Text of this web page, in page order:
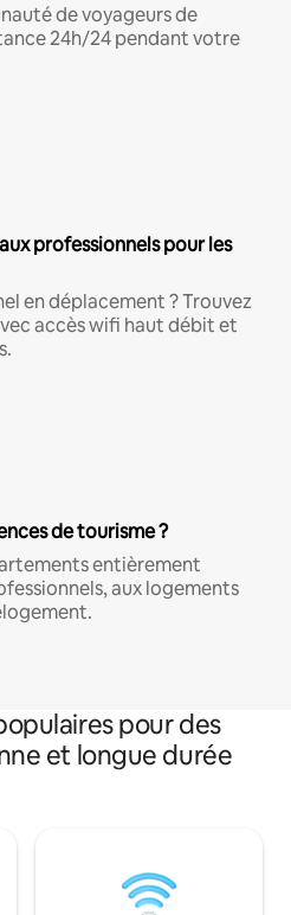
de voyageurs de
24h/24 pendant votre
professionnels pour les
en déplacement ? Trouvez
accès wifi haut débit et
de tourisme ?
entièrement
aux logements
pour des
et longue durée